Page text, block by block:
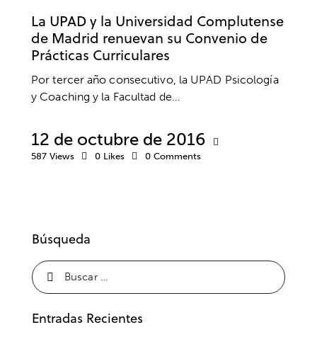
La UPAD y la Universidad Complutense
de Madrid renuevan su Convenio de
Prácticas Curriculares
Por tercer año consecutivo, la UPAD Psicología
y Coaching y la Facultad de…
12 de octubre de 2016
587 Views 0 Likes 0 Comments
Búsqueda
Entradas Recientes